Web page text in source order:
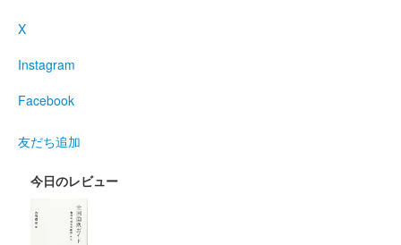
X
Instagram
Facebook
友だち追加
今日のレビュー